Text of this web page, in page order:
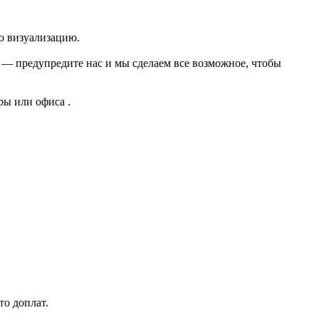
визуализацию.
предупредите нас и мы сделаем все возможное, чтобы
или офиса .
доплат.